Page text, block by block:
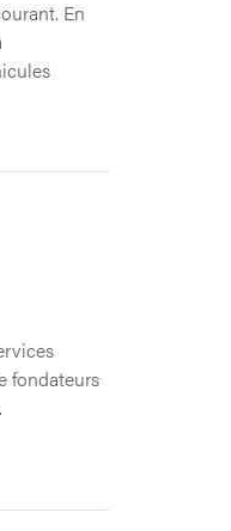
En
fondateurs